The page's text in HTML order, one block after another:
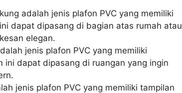
adalah jenis plafon PVC yang memiliki
dapat dipasang di bagian atas rumah atau
elegan.
jenis plafon PVC yang memiliki
ini dapat dipasang di ruangan yang ingin
jenis plafon PVC yang memiliki tampilan